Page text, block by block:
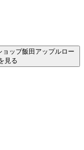
ップ飯田アップルロー
見る